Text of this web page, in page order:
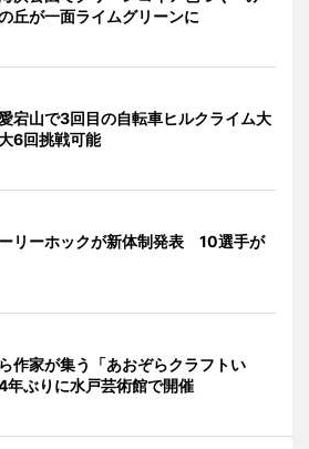
丘が一面ライムグリーンに
宕山で3回目の自転車ヒルクライム大
6回挑戦可能
リーホックが新体制発表 10選手が
作家が集う「あおぞらクラフトい
ぶりに水戸芸術館で開催